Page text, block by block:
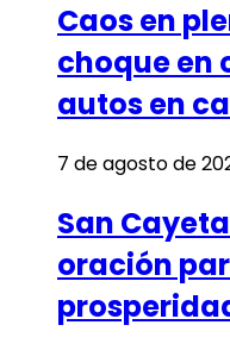
Caos en
choque en
autos en
7 de agosto de
San
oración